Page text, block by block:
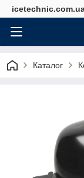
Каталог